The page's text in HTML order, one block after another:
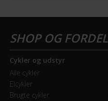
Cykler og udstyr
Alle cykler
Elcykler
Brugte cykler